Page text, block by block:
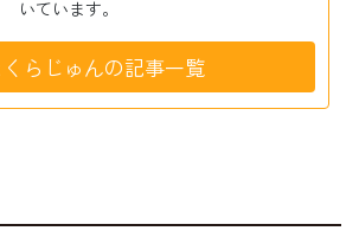
いています。
くらじゅんの記事一覧